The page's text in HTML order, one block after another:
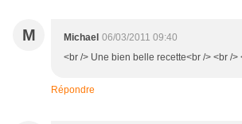
M Michael 06/03/2011 09:40
<br /> Une bien belle recette<br /> <br />
Répondre